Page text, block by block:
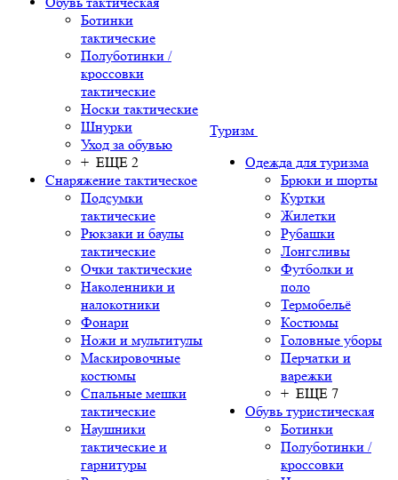
Ботинки
тактические
Полуботинки /
кроссовки
тактические
Носки тактические
Шнурки
Уход за обувью
+ ЕЩЕ 2
Снаряжение тактическое
Подсумки
тактические
Рюкзаки и баулы
тактические
Очки тактические
Наколенники и
налокотники
Фонари
Ножи и мультитулы
Маскировочные
костюмы
Спальные мешки
тактические
Наушники
тактические и
гарнитуры
Туризм
Одежда для туризма
Брюки и шорты
Куртки
Жилетки
Рубашки
Лонгсливы
Футболки и
поло
Термобельё
Костюмы
Головные уборы
Перчатки и
варежки
+ ЕЩЕ 7
Обувь туристическая
Ботинки
Полуботинки /
кроссовки